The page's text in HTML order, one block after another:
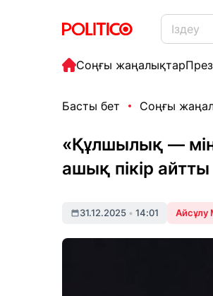
Соңғы жаңалықтар
Басты бет Соңғы
«Құлшылық —
ашық пікір айтты
31.12.2025 • 14:01 Айсұлу